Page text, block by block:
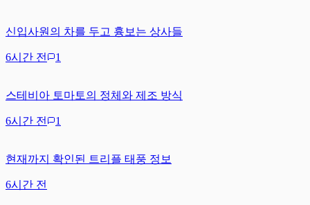
신입사원의 차를 두고 흉보는 상사들
6시간 전 1
스테비아 토마토의 정체와 제조 방식
6시간 전 1
현재까지 확인된 트리플 태풍 정보
6시간 전